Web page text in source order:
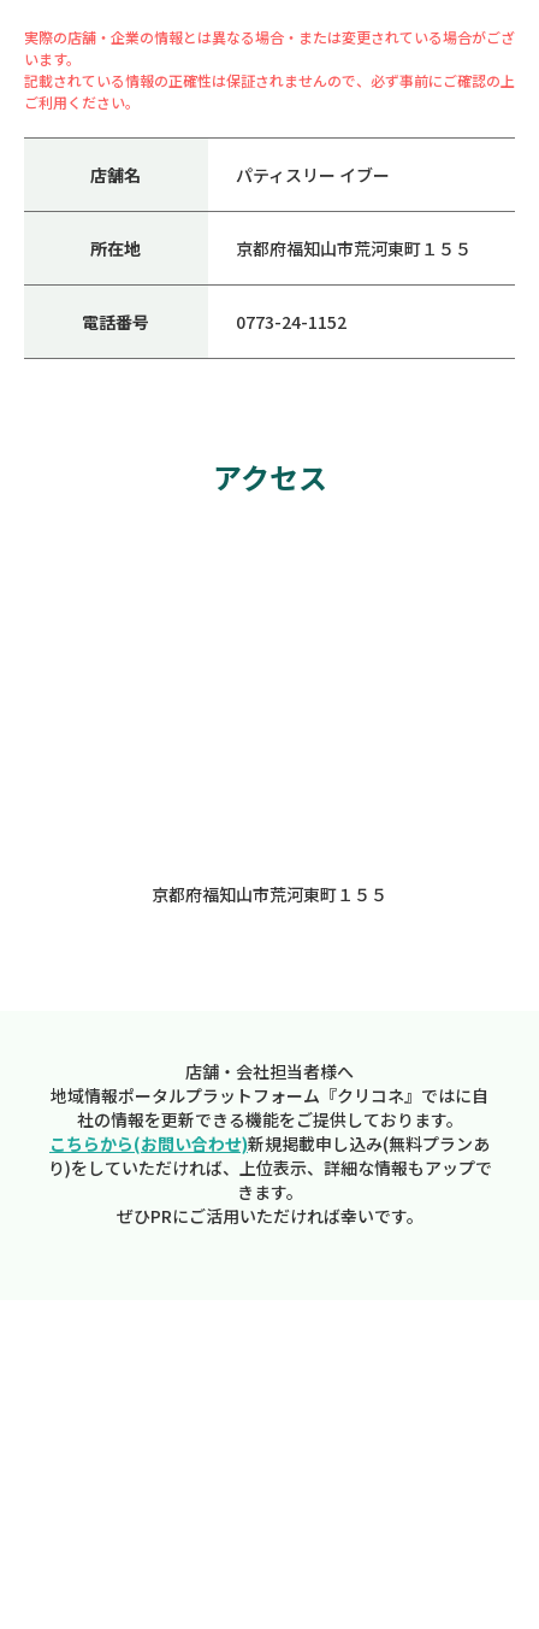
実際の店舗・企業の情報とは異なる場合・または変更されている場合がござ
います。
記載されている情報の正確性は保証されませんので、必ず事前にご確認の上
ご利用ください。
店舗名 パティスリー イブー
所在地 京都府福知山市荒河東町１５５
電話番号 0773-24-1152
アクセス
京都府福知山市荒河東町１５５
店舗・会社担当者様へ
地域情報ポータルプラットフォーム『クリコネ』ではに自
社の情報を更新できる機能をご提供しております。
こちらから(お問い合わせ)新規掲載申し込み(無料プランあ
り)をしていただければ、上位表示、詳細な情報もアップで
きます。
ぜひPRにご活用いただければ幸いです。